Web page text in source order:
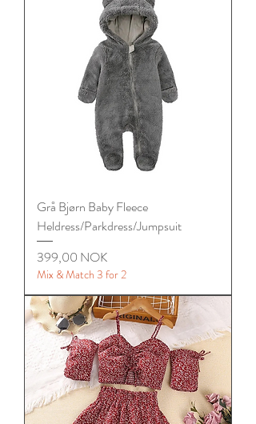
Grå Bjørn Baby Fleece
Heldress/Parkdress/Jumpsuit
Цена
399,00 NOK
Mix & Match 3 for 2